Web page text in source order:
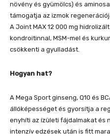
növény és gyümölcs) és
támogatja az izmok
A Joint MAX 12 000 mg
kondroitinnal, MSM-mel és
csökkenti a gyulladást.
Hogyan hat?
A Mega Sport ginseng, Q10 és
állóképességet és gyorsítja a
enyhíti az ízületi fájdalmakat és
intenzív edzések után is fitt